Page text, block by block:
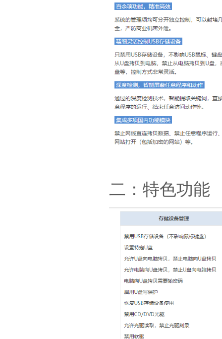
二：特色功能